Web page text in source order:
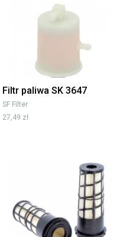
Filtr paliwa SK 3647
SF Filter
27,49 zł